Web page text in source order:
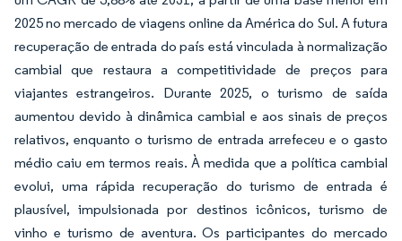
2025 no mercado de viagens online da América do Sul. A futura
recuperação de entrada do país está vinculada à normalização
cambial que restaura a competitividade de preços para
viajantes estrangeiros. Durante 2025, o turismo de saída
aumentou devido à dinâmica cambial e aos sinais de preços
relativos, enquanto o turismo de entrada arrefeceu e o gasto
médio caiu em termos reais. À medida que a política cambial
evolui, uma rápida recuperação do turismo de entrada é
plausível, impulsionada por destinos icônicos, turismo de
vinho e turismo de aventura. Os participantes do mercado